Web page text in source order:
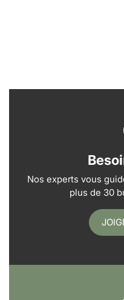
Nos experts vous
plus de 30